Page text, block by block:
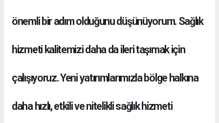
önemli bir adım olduğunu düşünüyorum. Sağlık
hizmeti kalitemizi daha da ileri taşımak için
çalışıyoruz. Yeni yatırımlarımızla bölge halkına
daha hızlı, etkili ve nitelikli sağlık hizmeti